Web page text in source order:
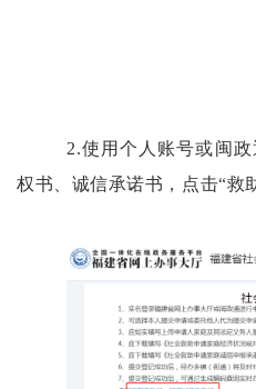
2.使用个人账号或闽
权书、诚信承诺书，点击“救